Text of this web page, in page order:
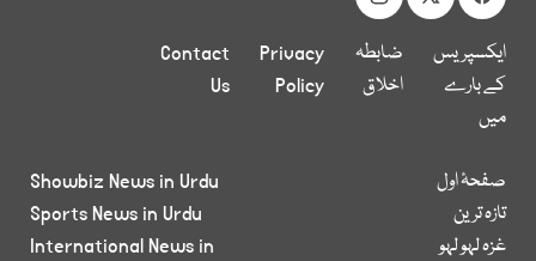
ایکسپریس
کے بارے
میں
ضابطہ
اخلاق
Privacy
Policy
Contact
Us
صفحۂ اول
تازہ ترین
غزہ لہو لہو
Showbiz News in Urdu
Sports News in Urdu
International News in